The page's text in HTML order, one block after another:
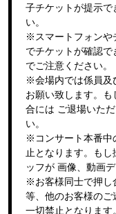
子チケットが提示で
い。
※スマートフォンや
でチケットが確認
でご注意ください。
※会場内では係員及
お願い致します。
合には ご退場いた
い。
※コンサート本番中
止となります。もし
ッフが 画像、動画
※お客様同士で押し
等、他のお客様のご
一切禁止となります。